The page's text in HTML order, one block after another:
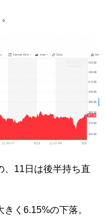
、11日は後半持ち直
く6.15%の下落。